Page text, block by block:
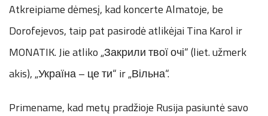
Atkreipiame dėmesį, kad koncerte Almatoje, be
Dorofejevos, taip pat pasirodė atlikėjai Tina Karol ir
MONATIK. Jie atliko „Закрили твої очі“ (liet. užmerk
akis), „Україна – це ти“ ir „Вільна“.
Primename, kad metų pradžioje Rusija pasiuntė savo